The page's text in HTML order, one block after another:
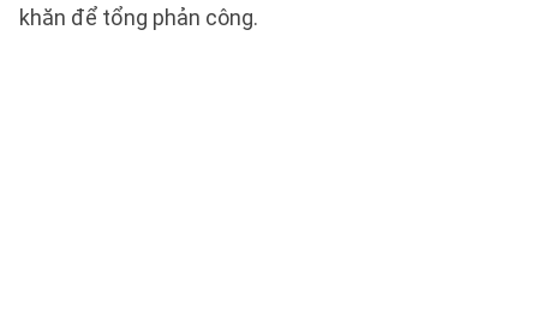
khăn để tổng phản công.